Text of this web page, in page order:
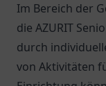
Im Bereich der
die AZURIT
durch
von Aktivitäten